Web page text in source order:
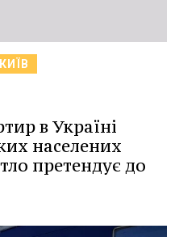
КИЇВ
в Україні
населених
претендує до